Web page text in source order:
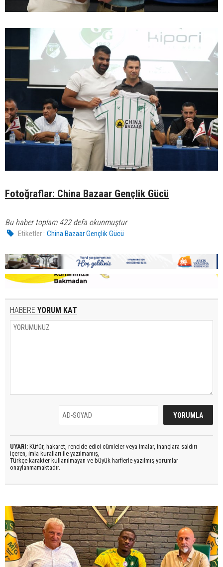
Fotoğraflar: China Bazaar Gençlik Gücü
Bu haber toplam 422 defa okunmuştur
Etiketler : China Bazaar Gençlik Gücü
HABERE YORUM KAT
UYARI: Küfür, hakaret, rencide edici cümleler veya imalar, inançlara saldırı
içeren, imla kuralları ile yazılmamış,
Türkçe karakter kullanılmayan ve büyük harflerle yazılmış yorumlar
onaylanmamaktadır.